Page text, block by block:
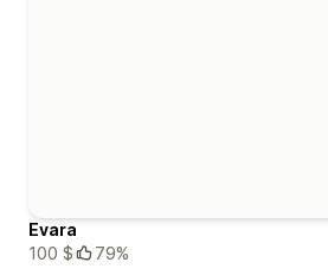
Evara
100 $
79%